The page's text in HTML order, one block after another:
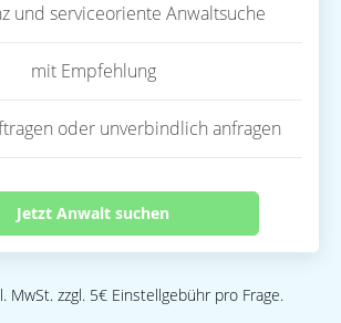
und serviceoriente Anwaltsuche
mit Empfehlung
oder unverbindlich anfragen
Jetzt Anwalt suchen
MwSt. zzgl. 5€ Einstellgebühr pro Frage.